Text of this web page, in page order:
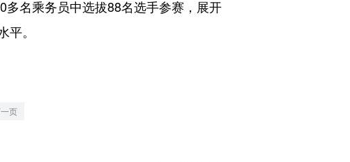
名乘务员中选拔88名选手参赛，展开
。
页